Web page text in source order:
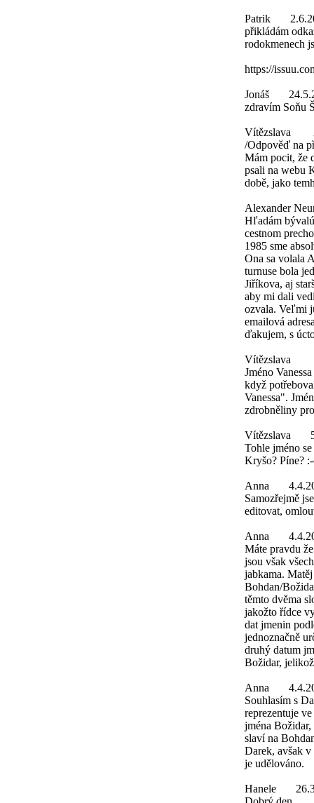
Patrik
přikládám
rodokmenech
https://
Jonáš
zdravím Soňu
Vítězslava
/Odpověď na
Mám pocit, že
psali na webu
době, jako
Alexander
Hľadám
cestnom
1985 sme
Ona sa volala
turnuse bola
Jiříkova, aj
aby mi dali
ozvala. Veľmi
emailová
ďakujem, s
Vítězslava
Jméno
když
Vanessa".
zdrobněliny
Vítězslava
Tohle jméno
Kryšo? Píne?
Anna
Samozřejmě
editovat,
Anna
Máte pravdu
jsou však
jabkama.
Bohdan/
těmto dvěma
jakožto řídce
dat jmenin
jednoznačně
druhý datum
Božidar,
Anna
Souhlasím s
reprezentuje
jména
slaví na
Darek, avšak
je udělováno.
Hanele